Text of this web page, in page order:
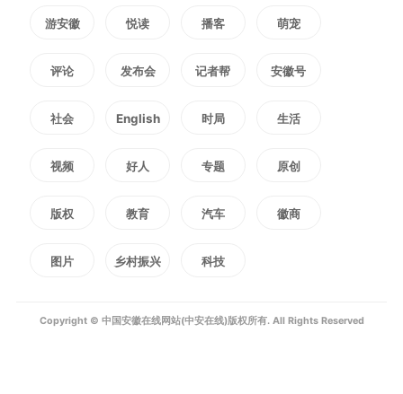
合气。如果汽油抗爆性不够，在气
缸被压缩到高温、高压力时，就可
能提前自己燃起来，发动机就会出
现不正常的震动，也就是
游安徽 悦读 播客 萌宠
评论 发布会 记者帮 安徽号
社会 English 时局 生活
视频 好人 专题 原创
版权 教育 汽车 徽商
图片 乡村振兴 科技
Copyright © 中国安徽在线网站(中安在线)版权所有. All Rights Reserved